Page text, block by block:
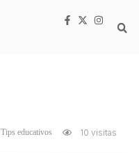
Tips educativos 10 visitas